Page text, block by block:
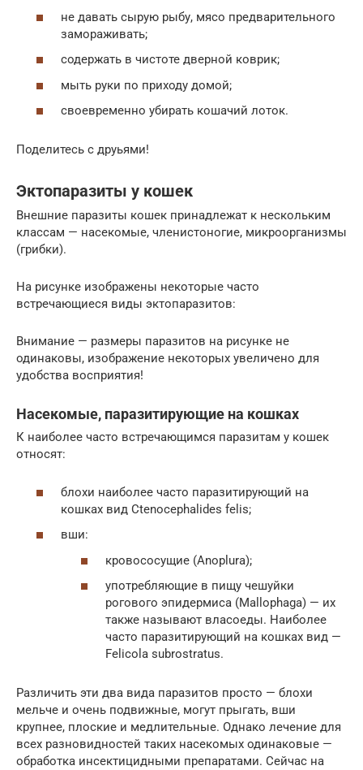
не давать сырую рыбу, мясо предварительного
замораживать;
содержать в чистоте дверной коврик;
мыть руки по приходу домой;
своевременно убирать кошачий лоток.
Поделитесь с друьями!
Эктопаразиты у кошек
Внешние паразиты кошек принадлежат к нескольким
классам — насекомые, членистоногие, микроорганизмы
(грибки).
На рисунке изображены некоторые часто
встречающиеся виды эктопаразитов:
Внимание — размеры паразитов на рисунке не
одинаковы, изображение некоторых увеличено для
удобства восприятия!
Насекомые, паразитирующие на кошках
К наиболее часто встречающимся паразитам у кошек
относят:
блохи наиболее часто паразитирующий на
кошках вид Ctenocephalides felis;
вши:
кровососущие (Anoplura);
употребляющие в пищу чешуйки
рогового эпидермиса (Mallophaga) — их
также называют власоеды. Наиболее
часто паразитирующий на кошках вид —
Felicola subrostratus.
Различить эти два вида паразитов просто — блохи
мельче и очень подвижные, могут прыгать, вши
крупнее, плоские и медлительные. Однако лечение для
всех разновидностей таких насекомых одинаковые —
обработка инсектицидными препаратами. Сейчас на